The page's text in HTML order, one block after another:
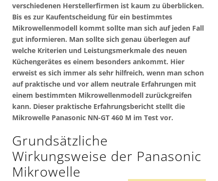
verschiedenen Herstellerfirmen ist kaum zu überblicken.
Bis es zur Kaufentscheidung für ein bestimmtes
Mikrowellenmodell kommt sollte man sich auf jeden Fall
gut informieren. Man sollte sich genau überlegen auf
welche Kriterien und Leistungsmerkmale des neuen
Küchengerätes es einem besonders ankommt. Hier
erweist es sich immer als sehr hilfreich, wenn man schon
auf praktische und vor allem neutrale Erfahrungen mit
einem bestimmten Mikrowellenmodell zurückgreifen
kann. Dieser praktische Erfahrungsbericht stellt die
Mikrowelle Panasonic NN-GT 460 M im Test vor.
Grundsätzliche
Wirkungsweise der Panasonic
Mikrowelle